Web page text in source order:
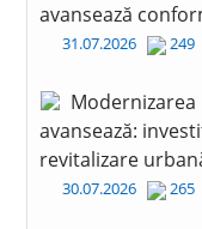
avansează
31.07.2026 249
avansează:
revitalizare
30.07.2026 265